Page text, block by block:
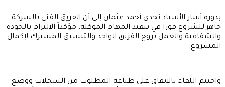
بدوره أشار الأستاذ نجدي أحمد عثمان إلى أن الفريق الفني بالشركة
جاهز للشروع فورا في تنفيذ المهام الموكلة، مؤكداً الالتزام بالجودة
والشفافية والعمل بروح الفريق الواحد والتنسيق المشترك لإكمال
المشروع.
واختتم اللقاء بالاتفاق على طباعة المطلوب من السجلات ووضع